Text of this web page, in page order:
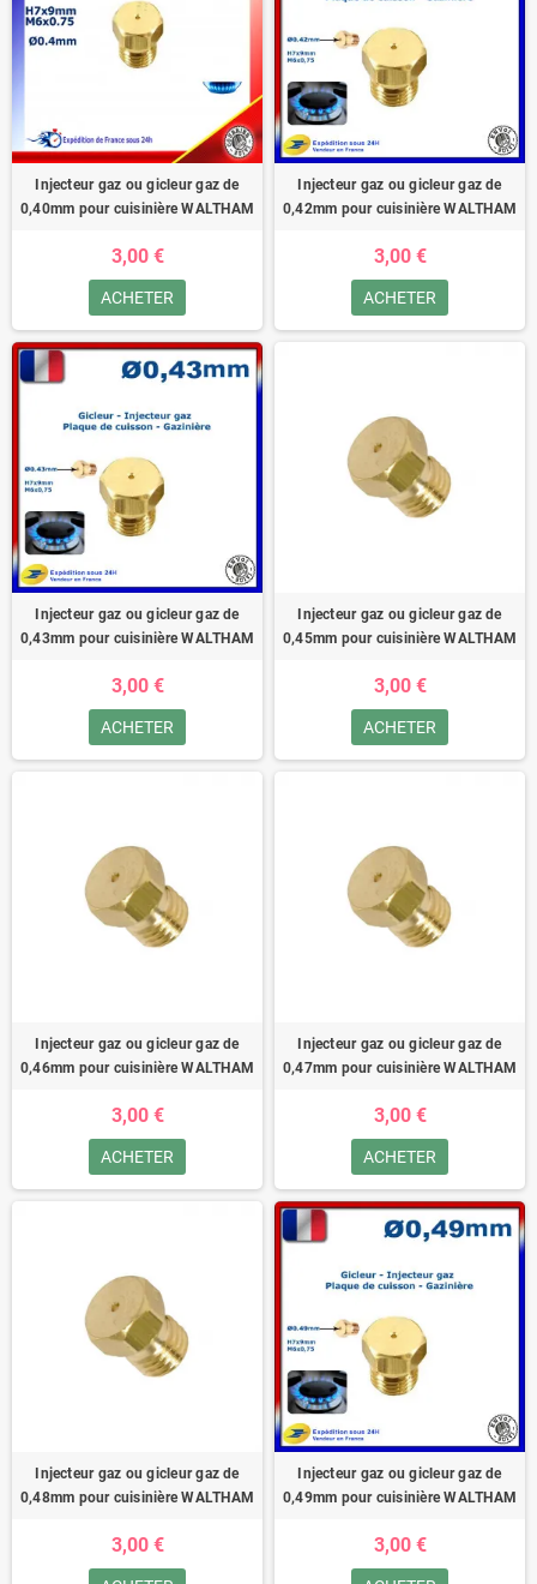
Injecteur gaz ou gicleur gaz de
0,40mm pour cuisinière WALTHAM
3,00 €
ACHETER
Injecteur gaz ou gicleur gaz de
0,42mm pour cuisinière WALTHAM
3,00 €
ACHETER
Injecteur gaz ou gicleur gaz de
0,43mm pour cuisinière WALTHAM
3,00 €
ACHETER
Injecteur gaz ou gicleur gaz de
0,45mm pour cuisinière WALTHAM
3,00 €
ACHETER
Injecteur gaz ou gicleur gaz de
0,46mm pour cuisinière WALTHAM
3,00 €
ACHETER
Injecteur gaz ou gicleur gaz de
0,47mm pour cuisinière WALTHAM
3,00 €
ACHETER
Injecteur gaz ou gicleur gaz de
0,48mm pour cuisinière WALTHAM
3,00 €
Injecteur gaz ou gicleur gaz de
0,49mm pour cuisinière WALTHAM
3,00 €